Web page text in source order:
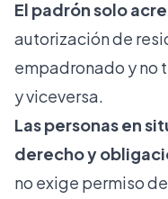
El padrón solo
autorización de
empadronado y no
y viceversa.
Las personas en
derecho y
no exige permiso